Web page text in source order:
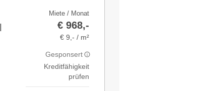
Miete / Monat
€ 968,-
€ 9,- / m²
Gesponsert
Kreditfähigkeit
prüfen